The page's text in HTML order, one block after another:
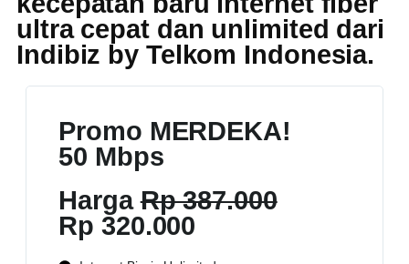
ultra cepat dan unlimited dari
Indibiz by Telkom Indonesia.
Promo MERDEKA!
50 Mbps
HargaRp 387.000
Rp 320.000